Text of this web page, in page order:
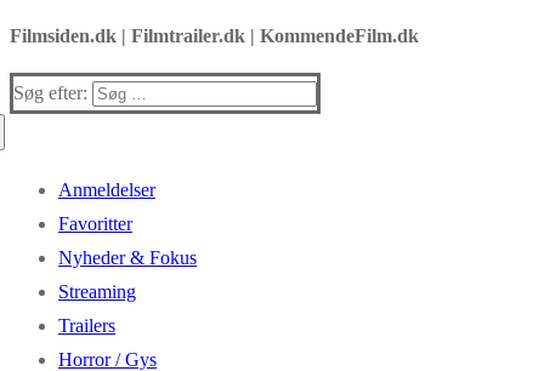
Filmsiden.dk | Filmtrailer.dk | KommendeFilm.dk
Søg efter:
Anmeldelser
Favoritter
Nyheder & Fokus
Streaming
Trailers
Horror / Gys